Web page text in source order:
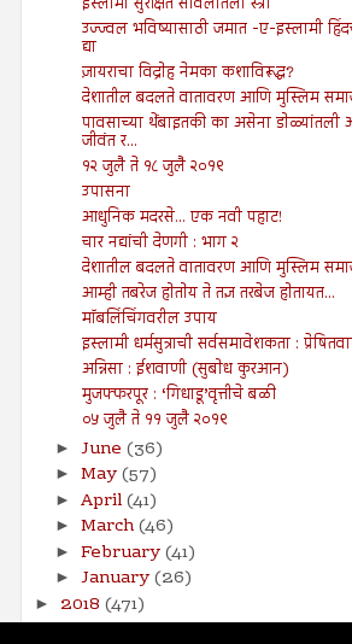
उज्ज्वल भविष्यासाठी जमात -ए-इस्लामी
द्या
ज़ायराचा विद्रोह नेमका कशाविरूद्ध?
देशातील बदलते वातावरण आणि मुस्लिम
पावसाच्या थेंबाइतकी का असेना
जीवंत र...
१२ जुलै ते १८ जुलै २०१९
उपासना
आधुनिक मदरसे... एक नवी पहाट!
चार नद्यांची देणगी : भाग २
देशातील बदलते वातावरण आणि मुस्लिम
आम्ही तबरेज होतोय ते तज्ञ तरबेज होतायत...
मॉबलिंचिंगवरील उपाय
इस्लामी धर्मसुत्राची सर्वसमावेशकता :
अन्निसा : ईशवाणी (सुबोध कुरआन)
मुजफ्फरपूर : ‘गिधाडू’वृत्तीचे बळी
०५ जुलै ते ११ जुलै २०१९
► June (36)
► May(57)
► April(41)
► March(46)
► February(41)
► January(26)
► 2018 (471)
►2017(141)